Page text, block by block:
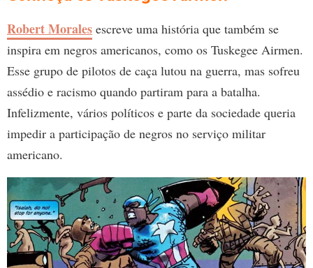
Robert Morales escreve uma história que também se
inspira em negros americanos, como os Tuskegee Airmen.
Esse grupo de pilotos de caça lutou na guerra, mas sofreu
assédio e racismo quando partiram para a batalha.
Infelizmente, vários políticos e parte da sociedade queria
impedir a participação de negros no serviço militar
americano.